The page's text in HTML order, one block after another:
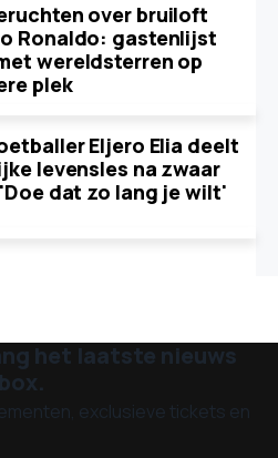
over bruiloft
Ronaldo: gastenlijst
wereldsterren op
plek
Eljero Elia deelt
levensles na zwaar
dat zo lang je wilt'
het laatste nieuws
exclusieve tickets en